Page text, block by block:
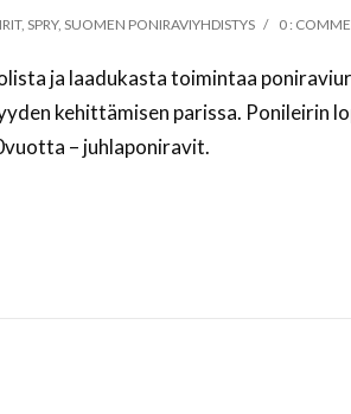
,SPRY,SUOMEN PONIRAVIYHDISTYS 0 :
ja laadukasta toimintaa
kehittämisen parissa. Ponileirin
– juhlaponiravit.